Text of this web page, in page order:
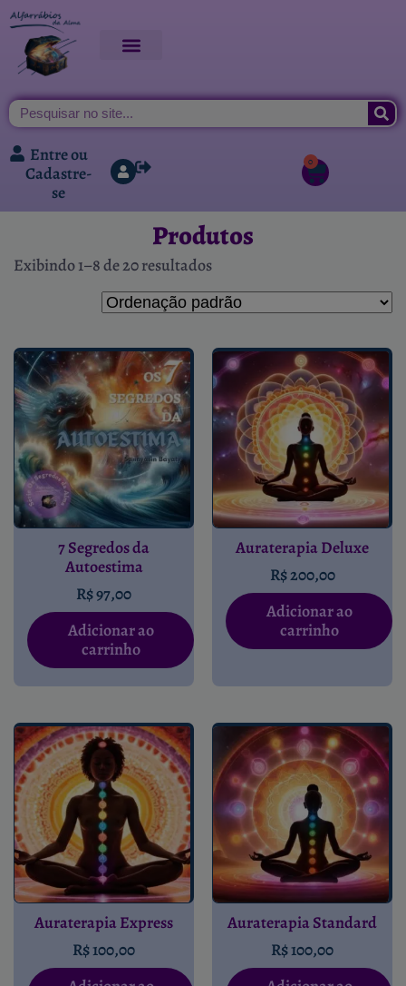
Entre ou
Cadastre-
se
0
Produtos
Exibindo 1–8 de 20 resultados
7 Segredos da
Autoestima
R$97,00
Adicionar ao
carrinho
Auraterapia Deluxe
R$200,00
Adicionar ao
carrinho
Auraterapia Express
R$100,00
Auraterapia Standard
R$100,00